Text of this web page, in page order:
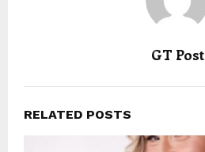
GT Post
RELATED POSTS